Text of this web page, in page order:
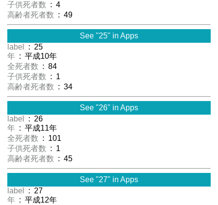
子供死者数 : 4
高齢者死者数 : 49
See "25" in Apps
label
: 25
年 : 平成10年
全死者数 : 84
子供死者数 : 1
高齢者死者数 : 34
See "26" in Apps
label
: 26
年 : 平成11年
全死者数 : 101
子供死者数 : 1
高齢者死者数 : 45
See "27" in Apps
label
: 27
年 : 平成12年